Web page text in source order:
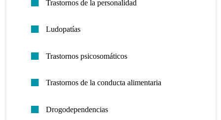
Trastornos de la personalidad
Ludopatías
Trastornos psicosomáticos
Trastornos de la conducta alimentaria
Drogodependencias